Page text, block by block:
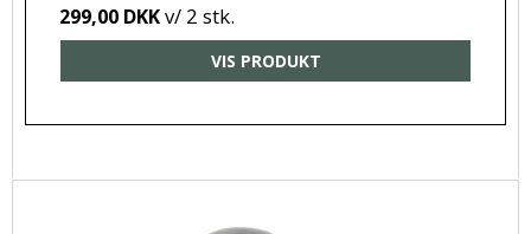
299,00 DKKv/ 2 stk.
VIS PRODUKT